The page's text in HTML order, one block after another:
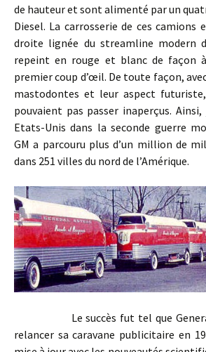
de hauteur et sont alimenté par un
Diesel. La carrosserie de ces camions
droite lignée du streamline modern
repeint en rouge et blanc de façon
premier coup d’œil. De toute façon,
mastodontes et leur aspect
pouvaient pas passer inaperçus. Ainsi,
Etats-Unis dans la seconde guerre
GM a parcouru plus d’un million de
dans 251 villes du nord de l’Amérique.
Le succès fut tel que General
relancer sa caravane publicitaire en